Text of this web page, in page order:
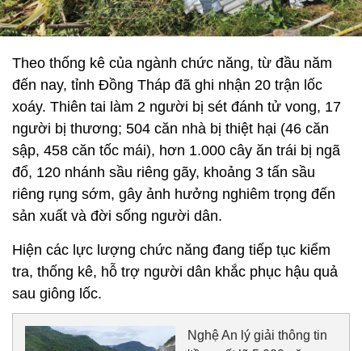
Theo thống kê của ngành chức năng, từ đầu năm
đến nay, tỉnh Đồng Tháp đã ghi nhận 20 trận lốc
xoáy. Thiên tai làm 2 người bị sét đánh tử vong, 17
người bị thương; 504 căn nhà bị thiệt hại (46 căn
sập, 458 căn tốc mái), hơn 1.000 cây ăn trái bị ngã
đổ, 120 nhánh sầu riêng gãy, khoảng 3 tấn sầu
riêng rụng sớm, gây ảnh hưởng nghiêm trọng đến
sản xuất và đời sống người dân.
Hiện các lực lượng chức năng đang tiếp tục kiểm
tra, thống kê, hỗ trợ người dân khắc phục hậu quả
sau giông lốc.
Nghệ An lý giải thông tin